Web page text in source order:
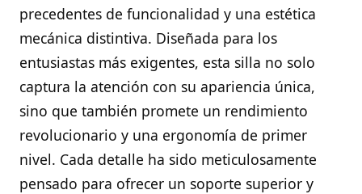
precedentes de funcionalidad y una estética
mecánica distintiva. Diseñada para los
entusiastas más exigentes, esta silla no solo
captura la atención con su apariencia única,
sino que también promete un rendimiento
revolucionario y una ergonomía de primer
nivel. Cada detalle ha sido meticulosamente
pensado para ofrecer un soporte superior y